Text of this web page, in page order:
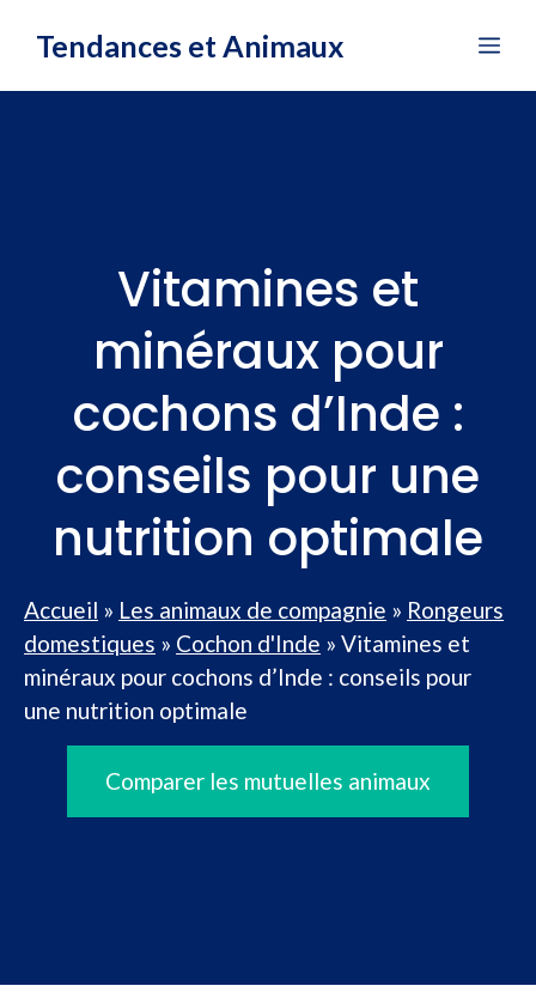
Tendances et Animaux
Vitamines et
minéraux pour
cochons d’Inde :
conseils pour une
nutrition optimale
Accueil » Les animaux de compagnie » Rongeurs
domestiques » Cochon d'Inde » Vitamines et
minéraux pour cochons d’Inde : conseils pour
une nutrition optimale
Comparer les mutuelles animaux